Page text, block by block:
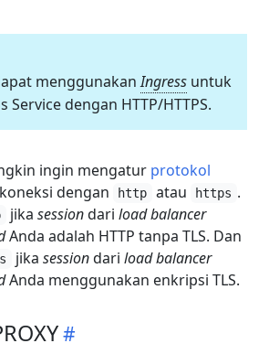
menggunakanIngress untuk
Service dengan HTTP/HTTPS.
ingin mengatur protokol
dengan http atau https .
jika sessiondari load balancer
Anda adalah HTTP tanpa TLS. Dan
jika sessiondari load balancer
Anda menggunakan enkripsi TLS.